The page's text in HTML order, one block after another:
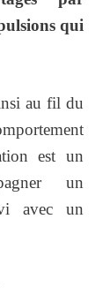
qui
au fil du
est un
un
avec un